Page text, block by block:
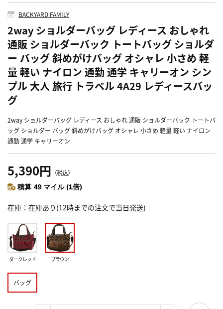
BACKYARD FAMILY
2way ショルダーバッグ レディース おしゃれ
通販 ショルダーバック トートバッグ ショルダ
ー バッグ 斜めがけバッグ オシャレ 小さめ 軽
量 軽い ナイロン 通勤 通学 キャリーオン シン
プル 大人 旅行 トラベル 4A29 レディースバッ
グ
2way ショルダーバッグ レディース おしゃれ 通販 ショルダーバック トートバ
ッグ ショルダー バッグ 斜めがけバッグ オシャレ 小さめ 軽量 軽い ナイロン
通勤 通学 キャリーオン
5,390円 （税込）
積算 49 マイル (1倍)
在庫 在庫あり(12時までの注文で当日発送)
ダークレッド ブラウン
バッグ